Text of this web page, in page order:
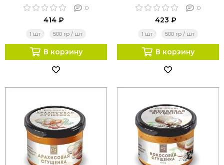
0
414 ₽
1 шт 500 гр / шт
В корзину
0
423 ₽
1 шт 500 гр / шт
В корзину